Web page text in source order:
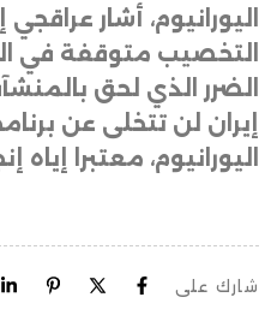
اليورانيوم، أشار
التخصيب متوقفة في
الضرر الذي لحق
إيران لن تتخلى عن
اليورانيوم، معتبرا إياه
شارك على